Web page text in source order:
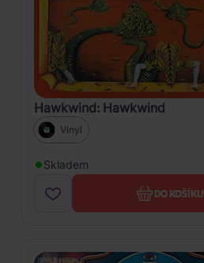
Hawkwind: Hawkwind
Vinyl
Skladem
DO KOŠÍKU